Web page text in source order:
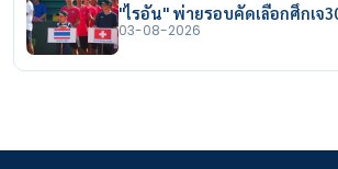
"ไรอัน" พ่ายรอบคัดเลือกศึกเจ
03-08-2026